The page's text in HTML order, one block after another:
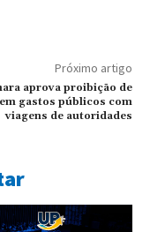
Próximo artigo
aprova proibição de
gastos públicos com
viagens de autoridades